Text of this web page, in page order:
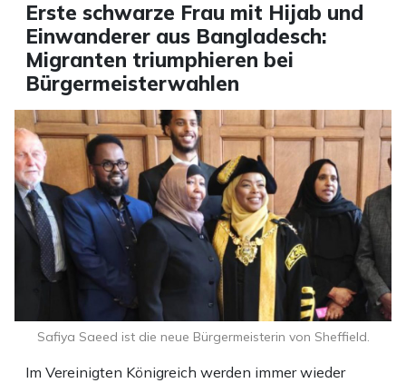
Erste schwarze Frau mit Hijab und
Einwanderer aus Bangladesch:
Migranten triumphieren bei
Bürgermeisterwahlen
Im Vereinigten Königreich werden immer wieder
Safiya Saeed ist die neue Bürgermeisterin von Sheffield.